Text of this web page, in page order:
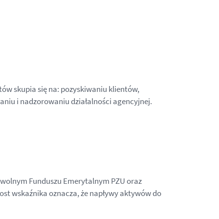
skupia się na: pozyskiwaniu klientów,
i nadzorowaniu działalności agencyjnej.
Funduszu Emerytalnym PZU oraz
wskaźnika oznacza, że napływy aktywów do